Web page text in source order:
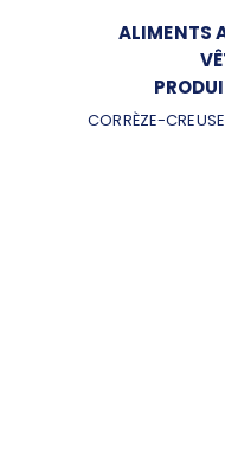
ALIMENTS
CORRÈZE-